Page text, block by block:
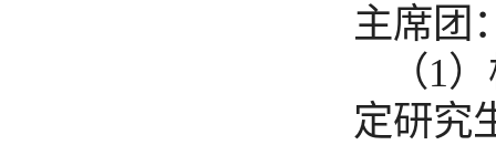
主席团
（1
定研究